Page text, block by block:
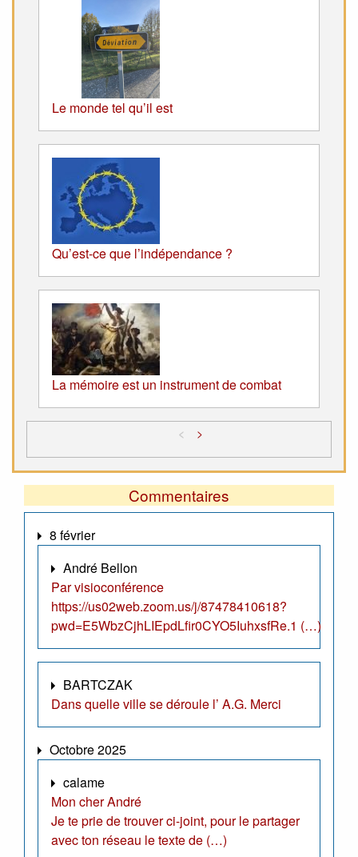
Le monde tel qu’il est
Qu’est-ce que l’indépendance ?
La mémoire est un instrument de combat
< >
Commentaires
8 février
André Bellon
Par visioconférence
https://us02web.zoom.us/j/87478410618?
pwd=E5WbzCjhLIEpdLfir0CYO5IuhxsfRe.1 (…)
BARTCZAK
Dans quelle ville se déroule l’ A.G. Merci
Octobre 2025
calame
Mon cher André
Je te prie de trouver ci-joint, pour le partager
avec ton réseau le texte de (…)